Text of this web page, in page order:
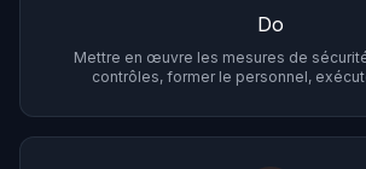
Do
Mettre en œuvre les mesures de
contrôles, former le personnel,